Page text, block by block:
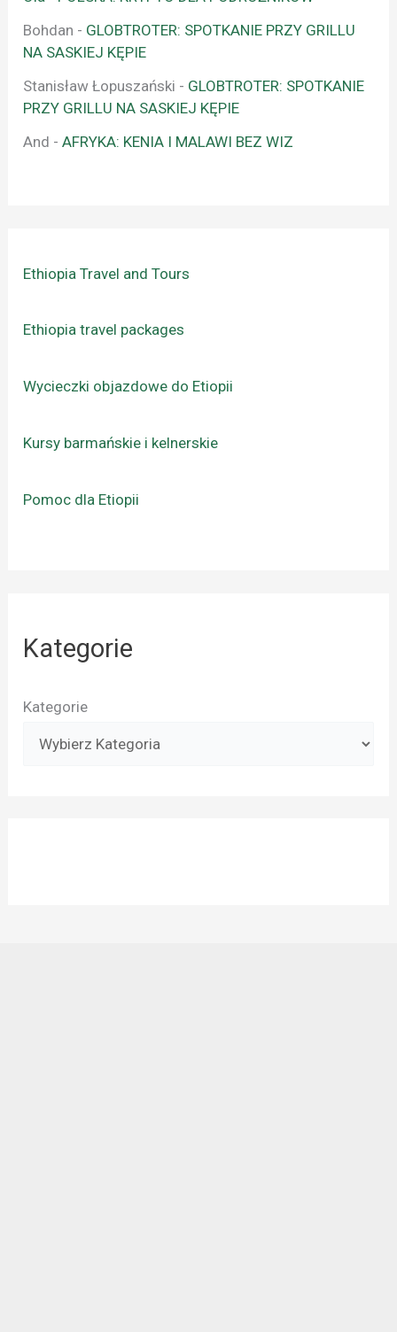
Bohdan - GLOBTROTER: SPOTKANIE PRZY GRILLU
NA SASKIEJ KĘPIE
Stanisław Łopuszański - GLOBTROTER: SPOTKANIE
PRZY GRILLU NA SASKIEJ KĘPIE
And -AFRYKA: KENIA I MALAWI BEZ WIZ
Ethiopia Travel and Tours
Ethiopia travel packages
Wycieczki objazdowe do Etiopii
Kursy barmańskie i kelnerskie
Pomoc dla Etiopii
Kategorie
Kategorie